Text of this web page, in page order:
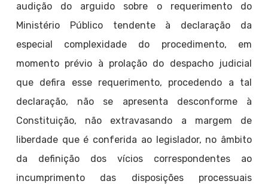
audição do arguido sobre o requerimento do
Ministério Público tendente à declaração da
especial complexidade do procedimento, em
momento prévio à prolação do despacho judicial
que defira esse requerimento, procedendo a tal
declaração, não se apresenta desconforme à
Constituição, não extravasando a margem de
liberdade que é conferida ao legislador, no âmbito
da definição dos vícios correspondentes ao
incumprimento das disposições processuais